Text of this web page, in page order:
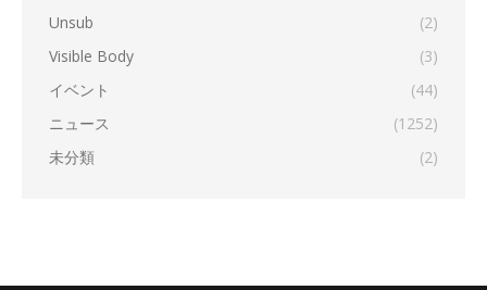
Unsub
(2)
Visible Body
(3)
イベント
(44)
ニュース
(1252)
未分類
(2)